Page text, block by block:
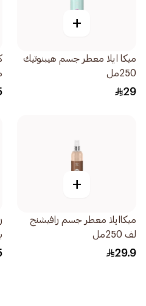
+
ميكا ايلا معطر جسم هيبنوتيك
250مل
29
+
ميكاايلا معطر جسم رافيشنج
لف 250مل
29.9